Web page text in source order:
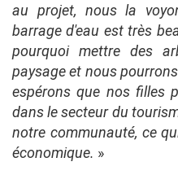
au projet, nous la
barrage d'eau est très
pourquoi mettre des
paysage et nous
espérons que nos filles
dans le secteur du
notre communauté, ce
économique. »